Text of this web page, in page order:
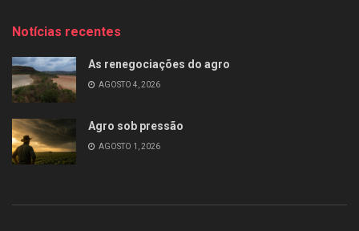
Notícias recentes
As renegociações do agro
AGOSTO 4, 2026
Agro sob pressão
AGOSTO 1, 2026